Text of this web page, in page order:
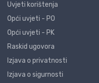
Uvjeti korištenja
Opći uvjeti - PO
Opći uvjeti - PK
Raskid ugovora
Izjava o privatnosti
Izjava o sigurnosti